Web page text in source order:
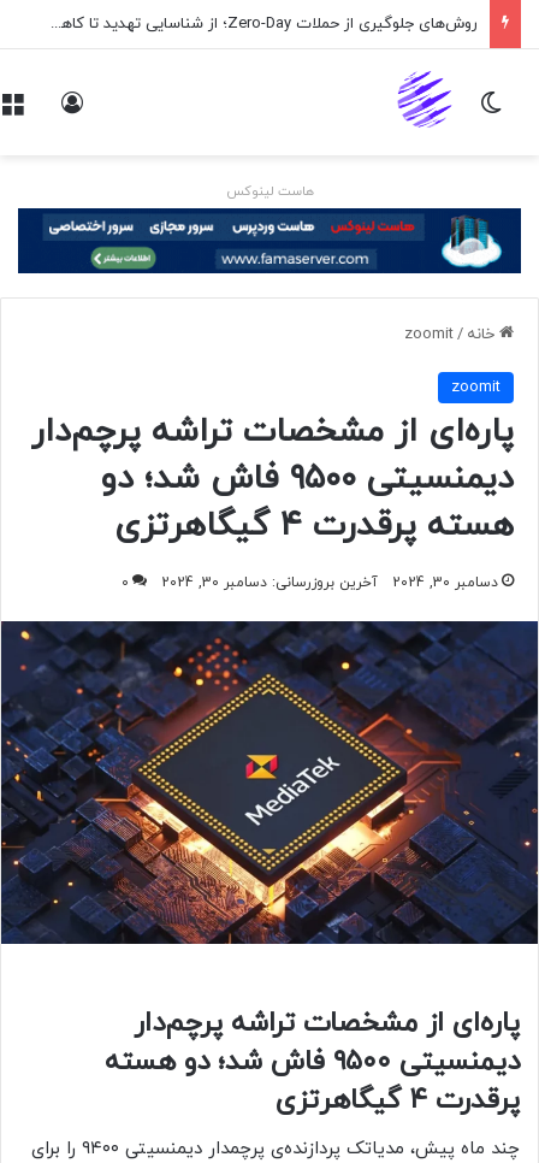
روش‌های جلوگیری از حملات Zero-Day؛ از شناسایی تهدید تا کاهش ریسک
تغییر پوسته
هاست لینوکس
خانه /
zoomit
zoomit
پاره‌ای از مشخصات تراشه پرچم‌دار
دیمنسیتی ۹۵۰۰ فاش شد؛ دو
هسته پرقدرت ۴ گیگاهرتزی
دسامبر 30, 2024 آخرین بروزرسانی: دسامبر 30, 2024 0
پاره‌ای از مشخصات تراشه پرچم‌دار
دیمنسیتی ۹۵۰۰ فاش شد؛ دو هسته
پرقدرت ۴ گیگاهرتزی
چند ماه پیش، مدیاتک پردازنده‌ی پرچمدار دیمنسیتی ۹۴۰۰ را برای